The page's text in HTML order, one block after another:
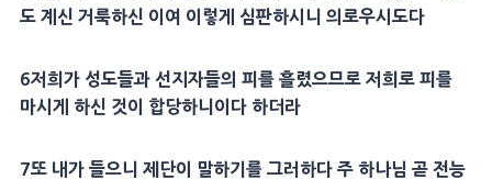
도 계신 거룩하신 이여 이렇게 심판하시니 의로우시도다
6저희가 성도들과 선지자들의 피를 흘렸으므로 저희로 피를
마시게 하신 것이 합당하니이다 하더라
7또 내가 들으니 제단이 말하기를 그러하다 주 하나님 곧 전능